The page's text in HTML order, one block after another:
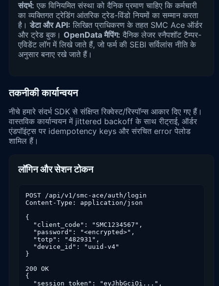
संदर्भ: एक विनियमित संस्था को दैनिक प्रमाण चाहिए कि कर्मचारी
का व्यक्तिगत ट्रेडिंग आंतरिक ट्रेड-विंडो नियमों का सम्मान करता
है।डेटा और API: लिखित प्राधिकरण के तहत SMC Ace ऑर्डर
और ट्रेड बुक। OpenData मैपिंग: दैनिक लेजर स्नैपशॉट टैम्पर-
एविडेंट लॉग में लिखे जाते हैं, जो फर्म की SEBI सर्विलांस नीति के
अनुसार बनाए रखे जाते हैं।
तकनीकी कार्यान्वयन
नीचे हमारे संदर्भ SDK से संक्षिप्त रिक्वेस्ट/रिस्पॉन्स आकार दिए गए हैं।
वास्तविक कार्यान्वयन में jittered backoff के साथ रीट्राई, ऑर्डर
एंडपॉइंट्स पर idempotency keys और संरचित error पेलोड
शामिल हैं।
लॉगिन और सेशन टोकन
POST /api/v1/smc-ace/auth/login
Content-Type: application/json
{
  "client_code": "SMC1234567",
  "password": "<encrypted>",
  "totp": "482931",
  "device_id": "uuid-v4"
}
200 OK
{
  "session_token": "eyJhbGciOi...",